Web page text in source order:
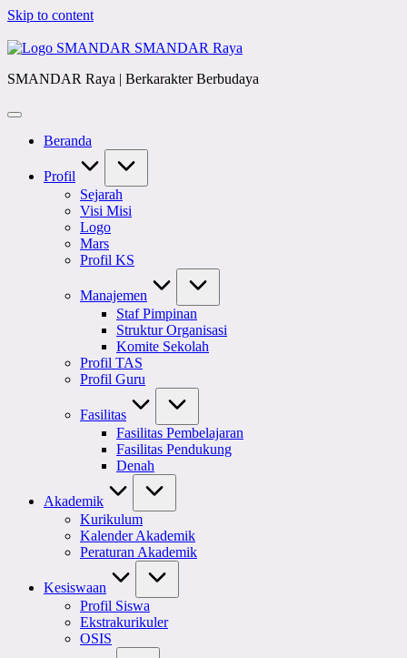
Skip to content
SMANDAR Raya
SMANDAR Raya | Berkarakter Berbudaya
Beranda
Profil
Sejarah
Visi Misi
Logo
Mars
Profil KS
Manajemen
Staf Pimpinan
Struktur Organisasi
Komite Sekolah
Profil TAS
Profil Guru
Fasilitas
Fasilitas Pembelajaran
Fasilitas Pendukung
Denah
Akademik
Kurikulum
Kalender Akademik
Peraturan Akademik
Kesiswaan
Profil Siswa
Ekstrakurikuler
OSIS